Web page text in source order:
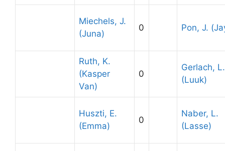
Miechels, J.
(Juna)
0 Pon, J.
Ruth, K.
(Kasper
Van)
0
Gerlach, L.
(Luuk)
Huszti, E.
(Emma)
0
Naber, L.
(Lasse)